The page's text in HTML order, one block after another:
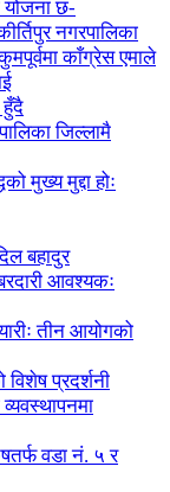
योजना छ-
नगरपालिका
काँग्रेस एमाले
हुँदै
जिल्लामै
मुख्य मुद्दा होः
बहादुर
आवश्यकः
तीन आयोगको
विशेष प्रदर्शनी
वडा नं. ५ र